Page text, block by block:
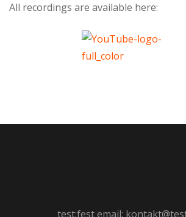
All recordings are available here:
test:fest email: